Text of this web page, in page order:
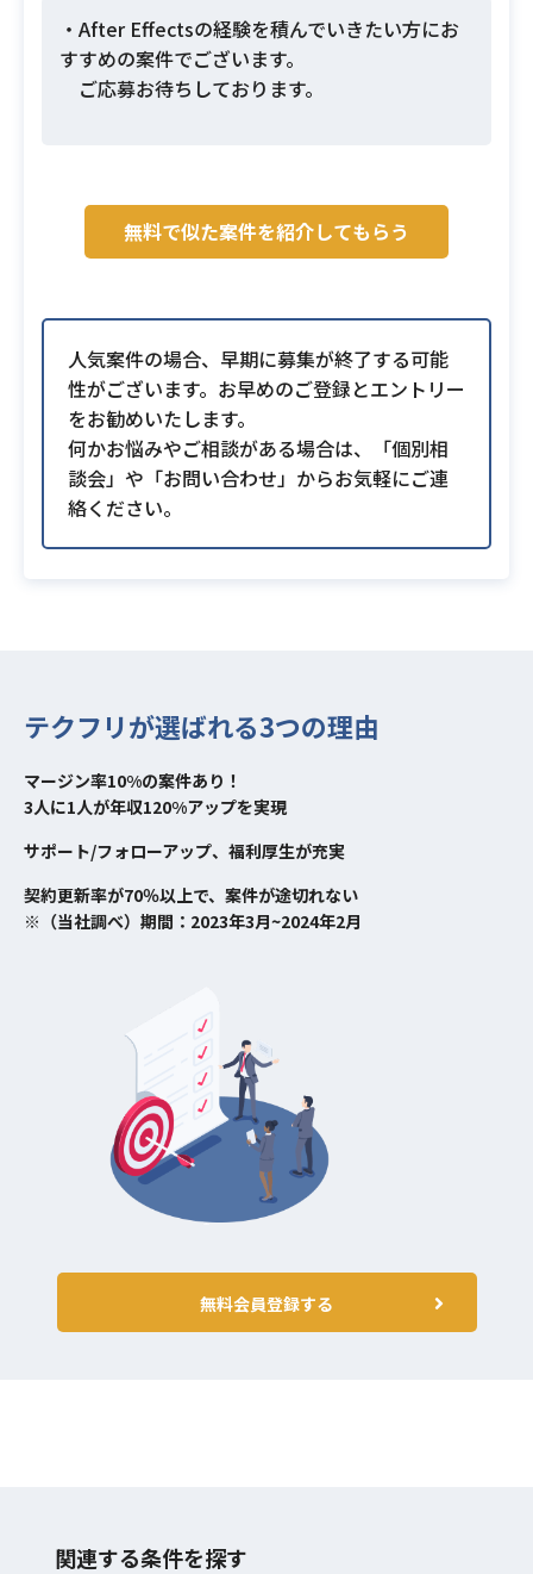
・After Effectsの経験を積んでいきたい方にお
すすめの案件でございます。
ご応募お待ちしております。
無料で似た案件を紹介してもらう
人気案件の場合、早期に募集が終了する可能
性がございます。お早めのご登録とエントリー
をお勧めいたします。
何かお悩みやご相談がある場合は、「個別相
談会」や「お問い合わせ」からお気軽にご連
絡ください。
テクフリが選ばれる3つの理由
マージン率10%の案件あり！
3人に1人が年収120%アップを実現
サポート/フォローアップ、福利厚生が充実
契約更新率が70％以上で、案件が途切れない
※（当社調べ）期間：2023年3月~2024年2月
無料会員登録する
関連する条件を探す